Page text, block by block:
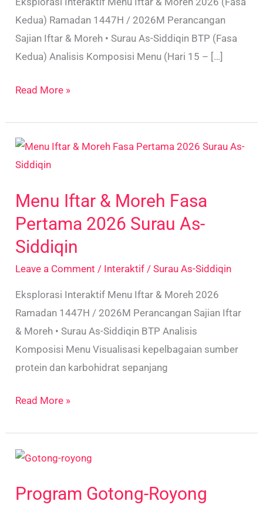
Kedua) Ramadan 1447H / 2026M Perancangan
Sajian Iftar & Moreh • Surau As-Siddiqin BTP (Fasa
Kedua) Analisis Komposisi Menu (Hari 15 – […]
Siddiqin
Read More »
Menu Iftar & Moreh Fasa
Pertama 2026 Surau As-
Siddiqin
Leave a Comment / Interaktif /Surau As-Siddiqin
Eksplorasi Interaktif Menu Iftar & Moreh 2026
Ramadan 1447H / 2026M Perancangan Sajian Iftar
& Moreh • Surau As-Siddiqin BTP Analisis
Komposisi Menu Visualisasi kepelbagaian sumber
protein dan karbohidrat sepanjang
Menu
Iftar
Moreh
Fasa
Pertama
2026
Surau
As-
Siddiqin
Read More »
Program Gotong-Royong
Program
Royong